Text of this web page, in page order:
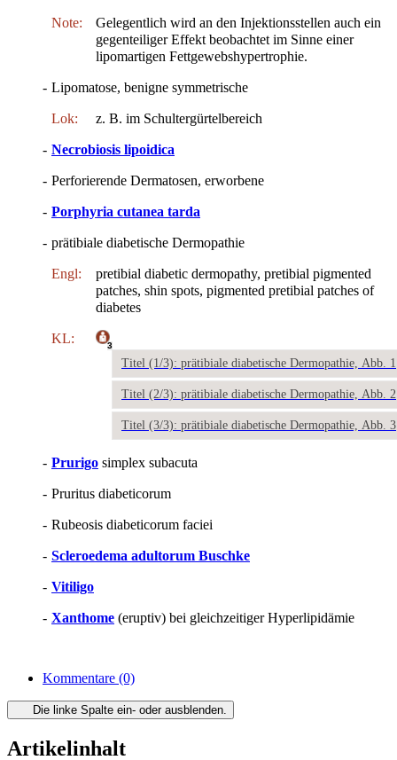
Note:
Gelegentlich wird an den Injektionsstellen auch ein
gegenteiliger Effekt beobachtet im Sinne einer
lipomartigen Fettgewebshypertrophie.
- Lipomatose, benigne symmetrische
Lok: z. B. im Schultergürtelbereich
- Necrobiosis lipoidica
- Perforierende Dermatosen, erworbene
- Porphyria cutanea tarda
- prätibiale diabetische Dermopathie
Engl:
pretibial diabetic dermopathy, pretibial pigmented
patches, shin spots, pigmented pretibial patches of
diabetes
KL: 3
Titel (1/3): prätibiale diabetische Dermopathie, Abb. 1
Titel (2/3): prätibiale diabetische Dermopathie, Abb. 2
Titel (3/3): prätibiale diabetische Dermopathie, Abb. 3
- Prurigo simplex subacuta
- Pruritus diabeticorum
- Rubeosis diabeticorum faciei
- Scleroedema adultorum Buschke
- Vitiligo
- Xanthome (eruptiv) bei gleichzeitiger Hyperlipidämie
Kommentare (0)
Die linke Spalte ein- oder ausblenden.
Artikelinhalt